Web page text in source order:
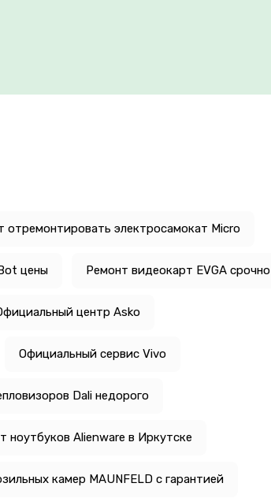
отремонтировать электросамокат Micro
цены Ремонт видеокарт EVGA срочно
центр Asko
Официальный сервис Vivo
Dali недорого
ноутбуков Alienware в Иркутске
камер MAUNFELD с гарантией